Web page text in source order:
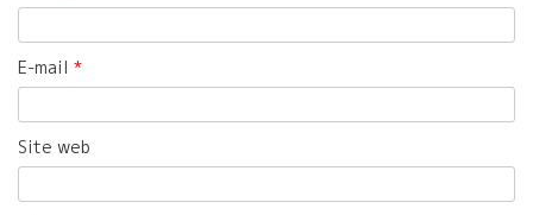
E-mail *
Site web